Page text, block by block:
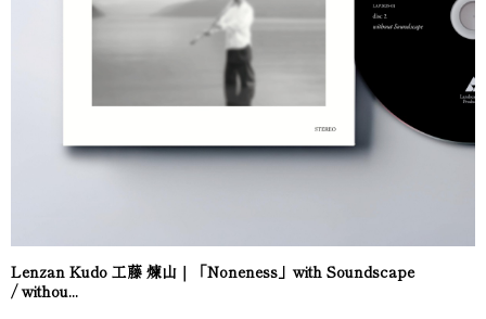
Lenzan Kudo 工藤 煉山｜「Noneness」with Soundscape
/ withou...